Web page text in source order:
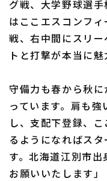
グ戦、大学野球選
はここエスコンフ
戦、右中間にスリ
トと打撃が本当に魅
守備力も春から秋
っています。肩も
し、支配下登録、
るようになればス
す。北海道江別市
お願いいたします」